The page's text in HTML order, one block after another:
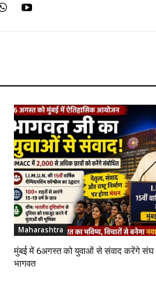
Maharashtra
मुंबई में 6अगस्त को युवाओं से संवाद करेंगे संघ
भागवत